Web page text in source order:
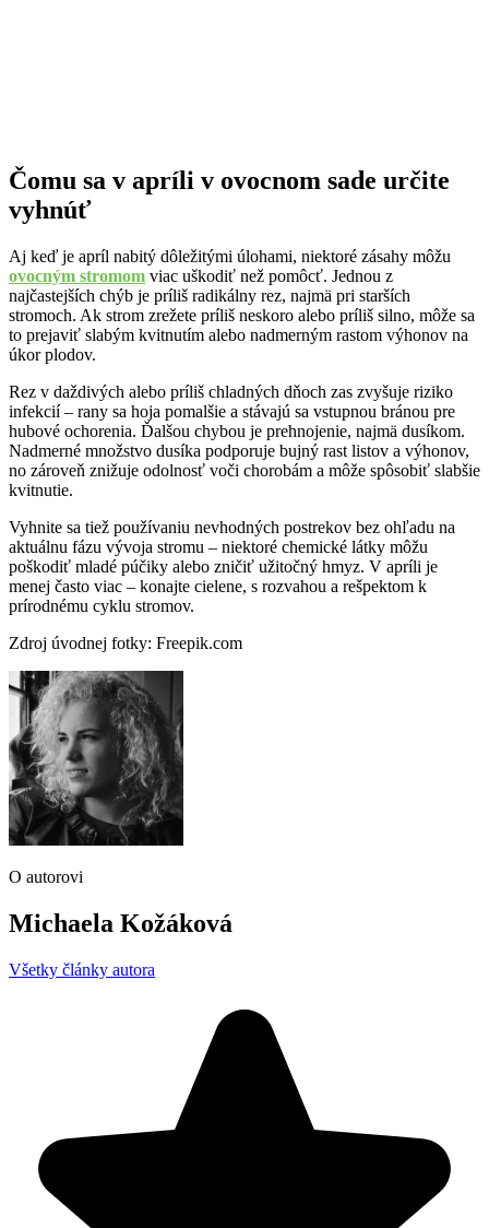
Čomu sa v apríli v ovocnom sade určite
vyhnúť
Aj keď je apríl nabitý dôležitými úlohami, niektoré zásahy môžu
ovocným stromom viac uškodiť než pomôcť. Jednou z
najčastejších chýb je príliš radikálny rez, najmä pri starších
stromoch. Ak strom zrežete príliš neskoro alebo príliš silno, môže sa
to prejaviť slabým kvitnutím alebo nadmerným rastom výhonov na
úkor plodov.
Rez v daždivých alebo príliš chladných dňoch zas zvyšuje riziko
infekcií – rany sa hoja pomalšie a stávajú sa vstupnou bránou pre
hubové ochorenia. Ďalšou chybou je prehnojenie, najmä dusíkom.
Nadmerné množstvo dusíka podporuje bujný rast listov a výhonov,
no zároveň znižuje odolnosť voči chorobám a môže spôsobiť slabšie
kvitnutie.
Vyhnite sa tiež používaniu nevhodných postrekov bez ohľadu na
aktuálnu fázu vývoja stromu – niektoré chemické látky môžu
poškodiť mladé púčiky alebo zničiť užitočný hmyz. V apríli je
menej často viac – konajte cielene, s rozvahou a rešpektom k
prírodnému cyklu stromov.
Zdroj úvodnej fotky: Freepik.com
O autorovi
Michaela Kožáková
Všetky články autora